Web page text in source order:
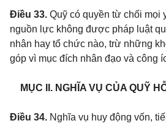
Điều 33. Quỹ có quyền từ chối mọi
nguồn lực không được pháp luật
nhân hay tổ chức nào, trừ những
góp vì mục đích nhân đạo và công
MỤC II. NGHĨA VỤ CỦA QUỸ
Điều 34. Nghĩa vụ huy động vốn,